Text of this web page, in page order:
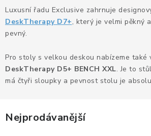
ZDRAVOTNICKÉ POMŮCKY
ERGONOMICKÉ MYŠI
Luxusní řadu Exclusive zahrnuje
DeskTherapy D7+, který je velmi pěkný
pevný.
Pro stoly s velkou deskou nabízeme také
DeskTherapy D5+ BENCH XXL. Je to
má čtyři sloupky a pevnost stolu je
Nejprodávanější